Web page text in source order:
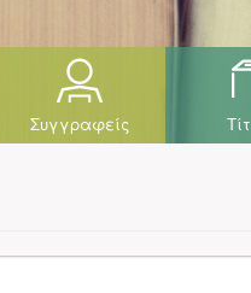
Συγγραφείς